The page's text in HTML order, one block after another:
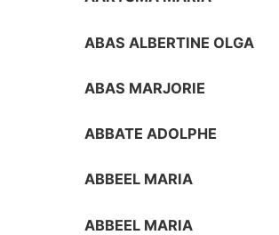
ABAS ALBERTINE OLGA
ABAS MARJORIE
ABBATE ADOLPHE
ABBEEL MARIA
ABBEEL MARIA